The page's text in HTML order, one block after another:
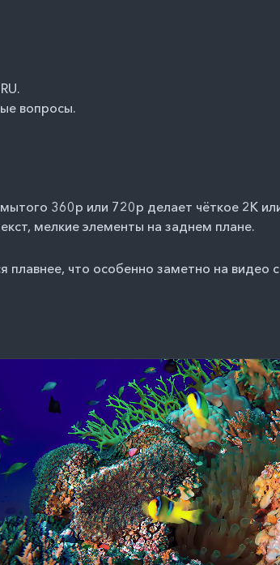
.
вопросы.
360p или 720p делает чёткое 2K
мелкие элементы на заднем плане.
плавнее, что особенно заметно на